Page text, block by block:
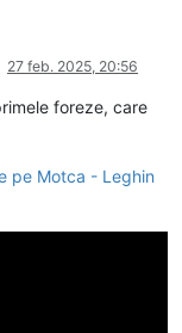
27 feb. 2025, 20:56
foreze, care
pe Motca - Leghin